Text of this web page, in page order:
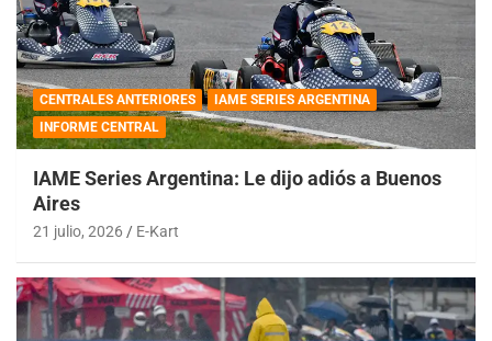
CENTRALES ANTERIORES
IAME SERIES ARGENTINA
INFORME CENTRAL
IAME Series Argentina: Le dijo adiós a Buenos
Aires
21 julio, 2026 E-Kart